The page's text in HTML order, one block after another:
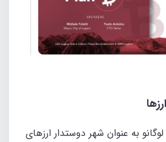
لوگانو به عنوان شهر دوستدار ارزهای